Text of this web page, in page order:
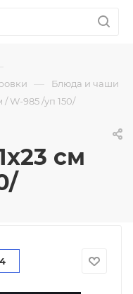
— Блюда и чаши
W-985 /уп 150/
см